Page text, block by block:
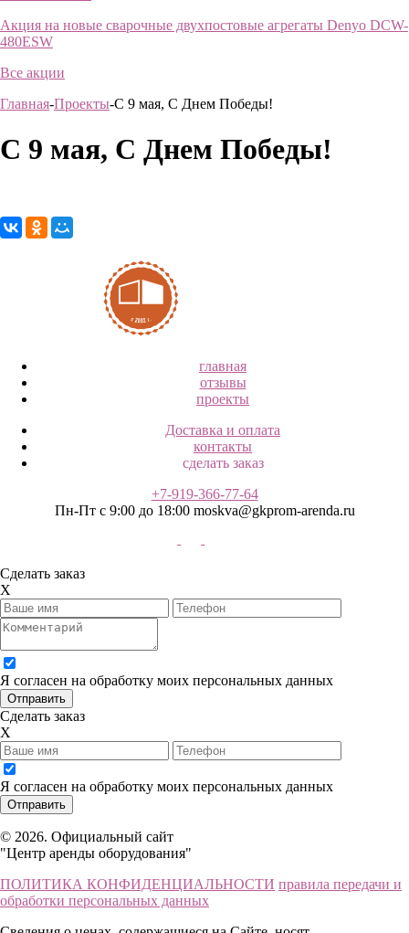
Акция на новые сварочные двухпостовые агрегаты Denyo DCW-
480ESW
Все акции
Главная-Проекты-С 9 мая, С Днем Победы!
С 9 мая, С Днем Победы!
главная
отзывы
проекты
Доставка и оплата
контакты
сделать заказ
+7-919-366-77-64
Пн-Пт с 9:00 до 18:00 moskva@gkprom-arenda.ru
Сделать заказ
X
Я согласен на обработку моих персональных данных
Сделать заказ
X
Я согласен на обработку моих персональных данных
© 2026. Официальный сайт
"Центр аренды оборудования"
ПОЛИТИКА КОНФИДЕНЦИАЛЬНОСТИ правила передачи и
обработки персональных данных